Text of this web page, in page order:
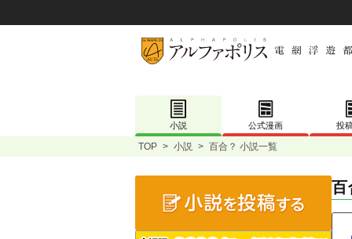
小説 公式漫画 投
TOP > 小説 > 百合？ 小説一覧
百